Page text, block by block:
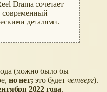
Drama сочетает
современный
деталями.
(можно было бы
но нет; это будет четверг).
2022 года.